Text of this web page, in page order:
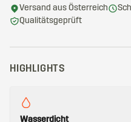
Versand aus Österreich
Qualitätsgeprüft
HIGHLIGHTS
Wasserdicht